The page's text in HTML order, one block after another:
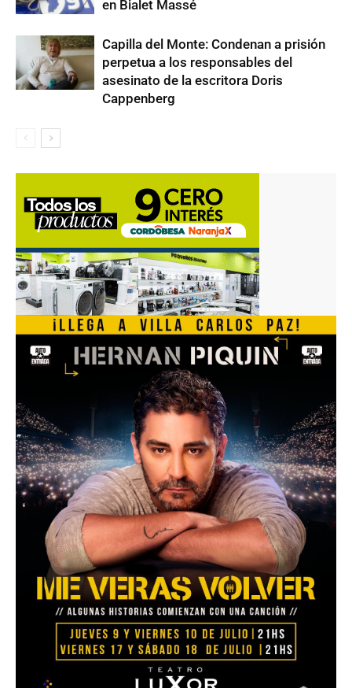
en Bialet Massé
Capilla del Monte: Condenan a prisión
perpetua a los responsables del
asesinato de la escritora Doris
Cappenberg